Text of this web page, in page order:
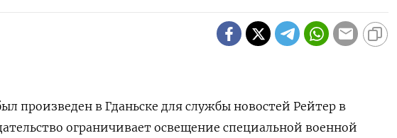
произведен в Гданьске для службы новостей Рейтер в
ограничивает освещение специальной военной